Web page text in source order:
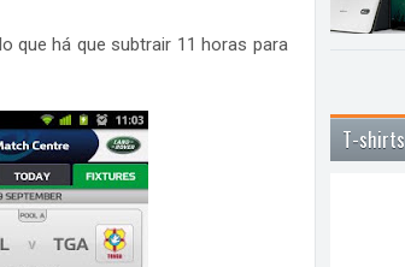
que há que subtrair 11 horas para
T-